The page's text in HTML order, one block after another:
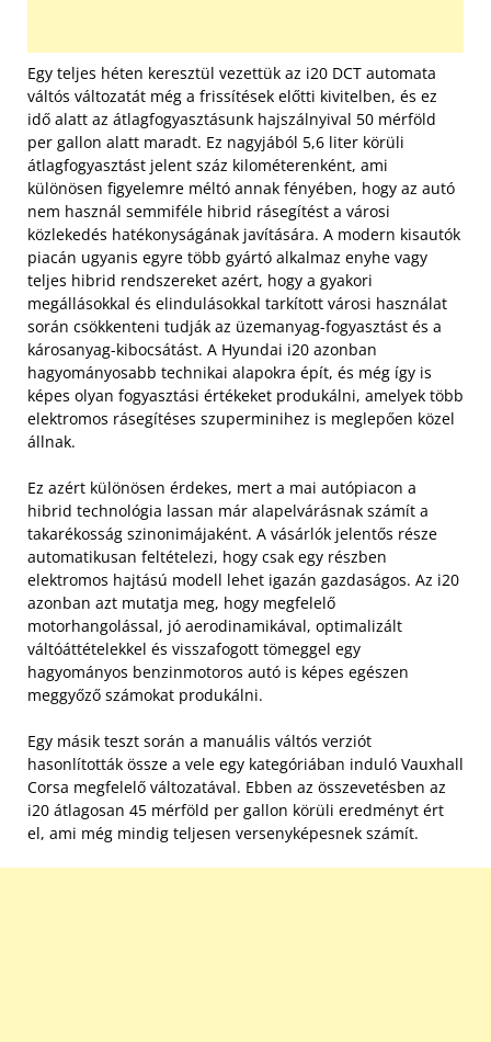
Egy teljes héten keresztül vezettük az i20 DCT automata
váltós változatát még a frissítések előtti kivitelben, és ez
idő alatt az átlagfogyasztásunk hajszálnyival 50 mérföld
per gallon alatt maradt. Ez nagyjából 5,6 liter körüli
átlagfogyasztást jelent száz kilométerenként, ami
különösen figyelemre méltó annak fényében, hogy az autó
nem használ semmiféle hibrid rásegítést a városi
közlekedés hatékonyságának javítására. A modern kisautók
piacán ugyanis egyre több gyártó alkalmaz enyhe vagy
teljes hibrid rendszereket azért, hogy a gyakori
megállásokkal és elindulásokkal tarkított városi használat
során csökkenteni tudják az üzemanyag-fogyasztást és a
károsanyag-kibocsátást. A Hyundai i20 azonban
hagyományosabb technikai alapokra épít, és még így is
képes olyan fogyasztási értékeket produkálni, amelyek több
elektromos rásegítéses szuperminihez is meglepően közel
állnak.
Ez azért különösen érdekes, mert a mai autópiacon a
hibrid technológia lassan már alapelvárásnak számít a
takarékosság szinonimájaként. A vásárlók jelentős része
automatikusan feltételezi, hogy csak egy részben
elektromos hajtású modell lehet igazán gazdaságos. Az i20
azonban azt mutatja meg, hogy megfelelő
motorhangolással, jó aerodinamikával, optimalizált
váltóáttételekkel és visszafogott tömeggel egy
hagyományos benzinmotoros autó is képes egészen
meggyőző számokat produkálni.
Egy másik teszt során a manuális váltós verziót
hasonlították össze a vele egy kategóriában induló Vauxhall
Corsa megfelelő változatával. Ebben az összevetésben az
i20 átlagosan 45 mérföld per gallon körüli eredményt ért
el, ami még mindig teljesen versenyképesnek számít.